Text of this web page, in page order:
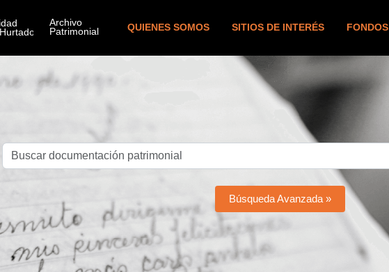
QUIENES SOMOS SITIOS DE INTERÉS FONDOS
Búsqueda Avanzada »